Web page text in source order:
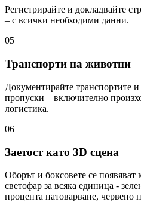
Регистрирайте и докладвайте
– с всички необходими данни.
05
Транспорти на животни
Документирайте транспортите
пропуски – включително
логистика.
06
Заетост като 3D сцена
Оборът и боксовете се появяват
светофар за всяка единица -
процента натоварване, червено